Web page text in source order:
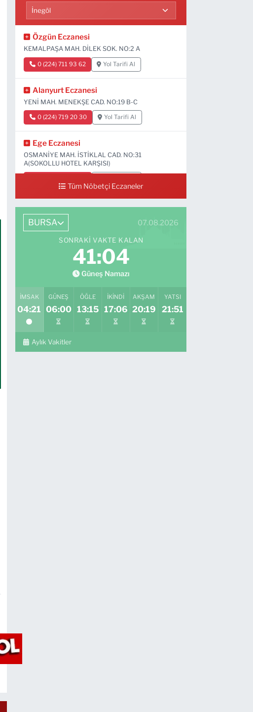
Özgün Eczanesi
KEMALPAŞA MAH. DİLEK SOK. NO:2 A
0 (224) 711 93 62 Yol Tarifi Al
Alanyurt Eczanesi
YENİ MAH. MENEKŞE CAD. NO:19 B-C
0 (224) 719 20 30 Yol Tarifi Al
Ege Eczanesi
OSMANİYE MAH. İSTİKLAL CAD. NO:31
A(SOKOLLU HOTEL KARŞISI)
Tüm Nöbetçi Eczaneler
BURSA 07.08.2026
SONRAKI VAKTE KALAN
41:03
Güneş Namazı
İMSAK
04:21
GÜNEŞ
06:00
ÖĞLE
13:15
İKINDI
17:06
AKŞAM
20:19
YATSI
21:51
Aylık Vakitler